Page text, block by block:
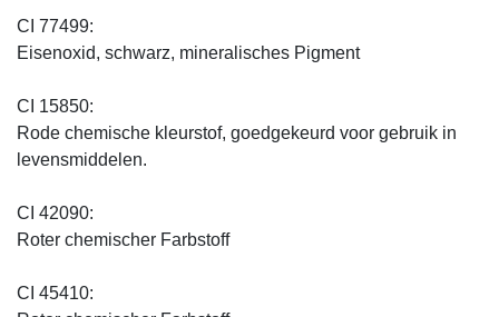
CI 77499:
Eisenoxid, schwarz, mineralisches Pigment
CI 15850:
Rode chemische kleurstof, goedgekeurd voor gebruik in
levensmiddelen.
CI 42090:
Roter chemischer Farbstoff
CI 45410: